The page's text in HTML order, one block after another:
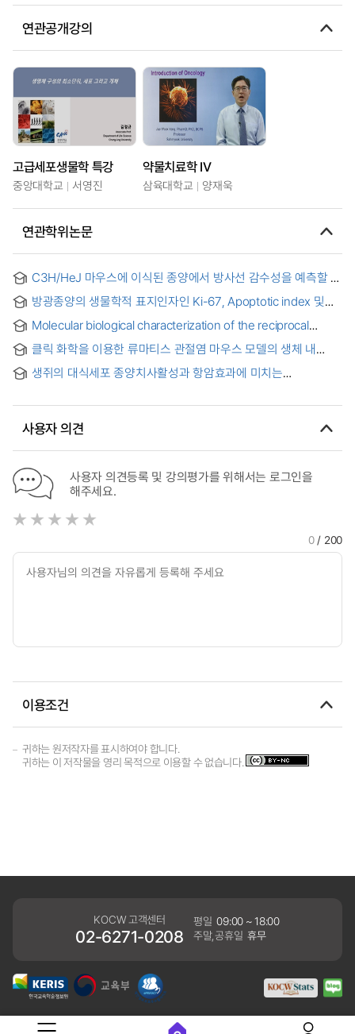
연관공개강의
고급세포생물학 특강
중앙대학교 서영진
약물치료학 IV
삼육대학교 양재욱
연관학위논문
C3H/HeJ 마우스에 이식된 종양에서 방사선 감수성을 예측할 수
있는 생물학적 표지자 = Biological markers as predictors of
radiosensitivity in syngeneic tumors of C3H/HeJ mice
방광종양의 생물학적 표지인자인 Ki-67, Apoptotic index 및
Prognostic value of Ki-67, Apoptotic index, and CD34 in
bladder tumor
Molecular biological characterization of the reciprocal
regulation of the cell cycle by TGF-β in human tumors =
TGF-β에 의하여 유도되는 인체 악성종양세포의 증식억제 및
촉진의 상반된 조절기전에 대한 분자생물학적 연구
클릭 화학을 이용한 류마티스 관절염 마우스 모델의 생체 내
종양괴사인자-알파 (TNF-α) 발현 평가 SPECT/CT 항체 이미징
= In vivo Assessment of TNF-α Expression by SPECT/CT
Rheumatoid Arthritis
생쥐의 대식세포 종양치사활성과 항암효과에 미치는
사용자 의견
사용자 의견등록 및 강의평가를 위해서는 로그인을
해주세요.
0/ 200
이용조건
귀하는 원저작자를 표시하여야 합니다.
귀하는 이 저작물을 영리 목적으로 이용할 수 없습니다.
KOCW 고객센터
02-6271-0208
평일 09:00 ~ 18:00
주말,공휴일 휴무